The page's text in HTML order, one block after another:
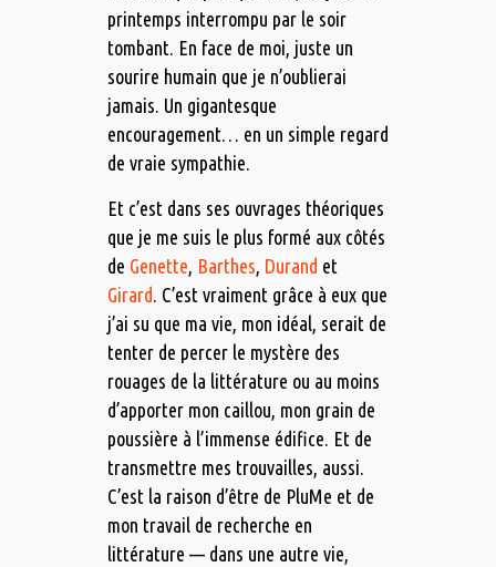
printemps interrompu par le soir
tombant. En face de moi, juste un
sourire humain que je n’oublierai
jamais. Un gigantesque
encouragement… en un simple regard
de vraie sympathie.
Et c’est dans ses ouvrages théoriques
que je me suis le plus formé aux côtés
de Genette, Barthes, Durand et
Girard. C’est vraiment grâce à eux que
j’ai su que ma vie, mon idéal, serait de
tenter de percer le mystère des
rouages de la littérature ou au moins
d’apporter mon caillou, mon grain de
poussière à l’immense édifice. Et de
transmettre mes trouvailles, aussi.
C’est la raison d’être de PluMe et de
mon travail de recherche en
littérature — dans une autre vie,